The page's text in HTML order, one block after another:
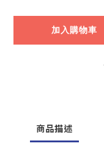
加入購物車
商品描述